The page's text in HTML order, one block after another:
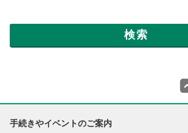
手続きやイベントのご案内